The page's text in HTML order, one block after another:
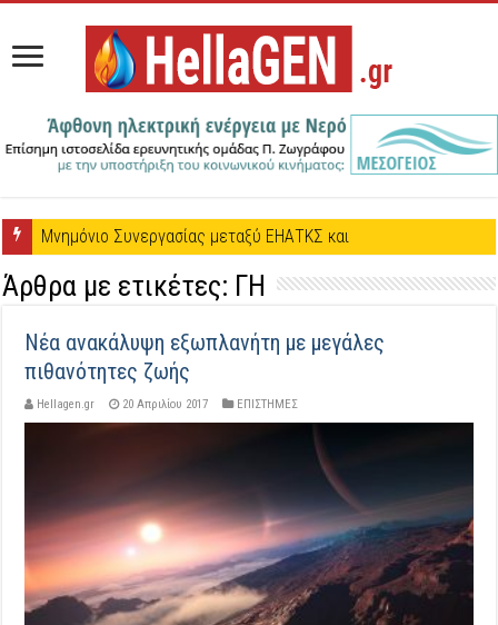
Μνημόνιο Συνεργασίας μεταξύ ΕΗΑΤΚΣ και Πέτρου Ζωγράφου
Άρθρα με ετικέτες: ΓΗ
Νέα ανακάλυψη εξωπλανήτη με μεγάλες
πιθανότητες ζωής
Hellagen.gr 20 Απριλίου 2017 ΕΠΙΣΤΗΜΕΣ